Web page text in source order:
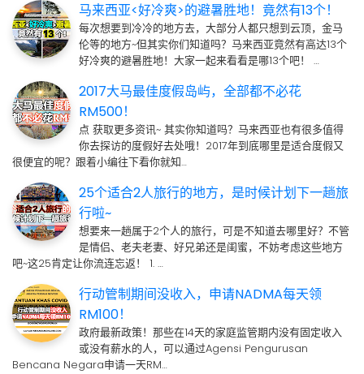
马来西亚<好冷爽>的避暑胜地！竟然有13个！
每次想要到冷冷的地方去，大部分人都只想到云顶，金马
伦等的地方~但其实你们知道吗？马来西亚竟然有高达13个
好冷爽的避暑胜地！大家一起来看看是哪13个吧！ …
2017大马最佳度假岛屿，全部都不必花
RM500！
点 获取更多资讯~ 其实你知道吗？马来西亚也有很多值得
你去探访的度假好去处哦！2017年到底哪里是适合度假又
很便宜的呢？跟着小编往下看你就知…
25个适合2人旅行的地方，是时候计划下一趟旅
行啦~
想要来一趟属于2个人的旅行，可是不知道去哪里好？不管
是情侣、老夫老妻、好兄弟还是闺蜜，不妨考虑这些地方
吧~这25肯定让你流连忘返！ 1. …
行动管制期间没收入，申请NADMA每天领
RM100！
政府最新政策！那些在14天的家庭监管期内没有固定收入
或没有薪水的人，可以通过Agensi Pengurusan
Bencana Negara申请一天RM…